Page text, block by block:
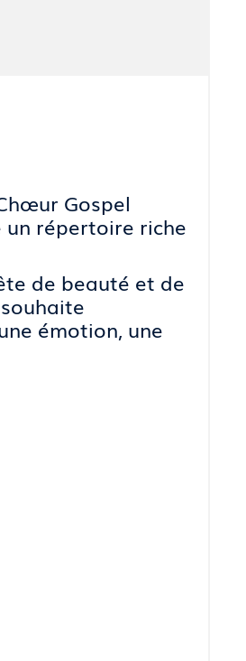
Gospel
un répertoire riche
de beauté et de
émotion, une